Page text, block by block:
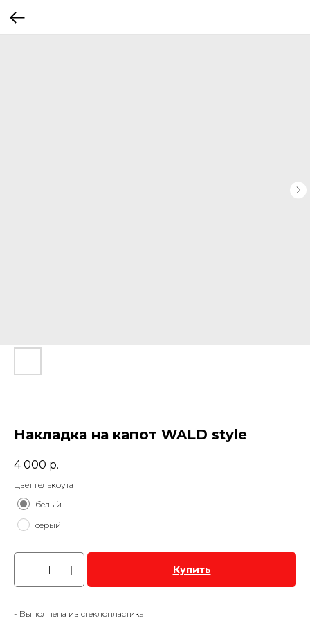
Накладка на капот WALD style
4 000 р.
Цвет гелькоута
белый
серый
Купить
- Выполнена из стеклопластика